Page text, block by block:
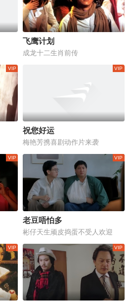
飞鹰计划
成龙十二生肖前传
祝您好运
梅艳芳携喜剧动作片来袭
老豆唔怕多
彬仔天生顽皮捣蛋不受人欢迎